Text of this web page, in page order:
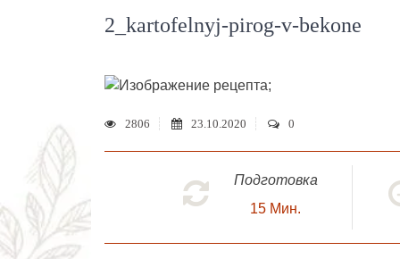
2_kartofelnyj-pirog-v-bekone
;
2806 23.10.2020 0
Подготовка
15 Мин.